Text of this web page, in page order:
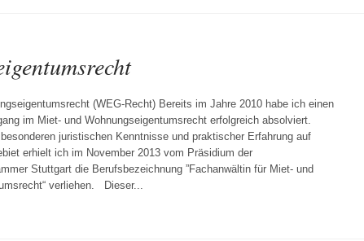
(WEG-Recht) Bereits im Jahre 2010 habe ich einen
im Miet- und Wohnungseigentumsrecht erfolgreich absolviert.
juristischen Kenntnisse und praktischer Erfahrung auf
erhielt ich im November 2013 vom Präsidium der
Stuttgart die Berufsbezeichnung ”Fachanwältin für Miet- und
verliehen. Dieser...